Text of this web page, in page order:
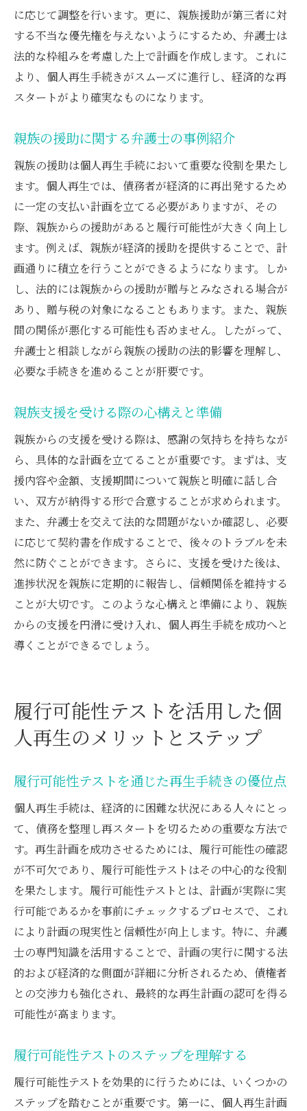
に応じて調整を行います。更に、親族援助が第三者に対
する不当な優先権を与えないようにするため、弁護士は
法的な枠組みを考慮した上で計画を作成します。これに
より、個人再生手続きがスムーズに進行し、経済的な再
スタートがより確実なものになります。
親族の援助に関する弁護士の事例紹介
親族の援助は個人再生手続において重要な役割を果たし
ます。個人再生では、債務者が経済的に再出発するため
に一定の支払い計画を立てる必要がありますが、その
際、親族からの援助があると履行可能性が大きく向上し
ます。例えば、親族が経済的援助を提供することで、計
画通りに積立を行うことができるようになります。しか
し、法的には親族からの援助が贈与とみなされる場合が
あり、贈与税の対象になることもあります。また、親族
間の関係が悪化する可能性も否めません。したがって、
弁護士と相談しながら親族の援助の法的影響を理解し、
必要な手続きを進めることが肝要です。
親族支援を受ける際の心構えと準備
親族からの支援を受ける際は、感謝の気持ちを持ちなが
ら、具体的な計画を立てることが重要です。まずは、支
援内容や金額、支援期間について親族と明確に話し合
い、双方が納得する形で合意することが求められます。
また、弁護士を交えて法的な問題がないか確認し、必要
に応じて契約書を作成することで、後々のトラブルを未
然に防ぐことができます。さらに、支援を受けた後は、
進捗状況を親族に定期的に報告し、信頼関係を維持する
ことが大切です。このような心構えと準備により、親族
からの支援を円滑に受け入れ、個人再生手続を成功へと
導くことができるでしょう。
履行可能性テストを活用した個
人再生のメリットとステップ
履行可能性テストを通じた再生手続きの優位点
個人再生手続は、経済的に困難な状況にある人々にとっ
て、債務を整理し再スタートを切るための重要な方法で
す。再生計画を成功させるためには、履行可能性の確認
が不可欠であり、履行可能性テストはその中心的な役割
を果たします。履行可能性テストとは、計画が実際に実
行可能であるかを事前にチェックするプロセスで、これ
により計画の現実性と信頼性が向上します。特に、弁護
士の専門知識を活用することで、計画の実行に関する法
的および経済的な側面が詳細に分析されるため、債権者
との交渉力も強化され、最終的な再生計画の認可を得る
可能性が高まります。
履行可能性テストのステップを理解する
履行可能性テストを効果的に行うためには、いくつかの
ステップを踏むことが重要です。第一に、個人再生計画